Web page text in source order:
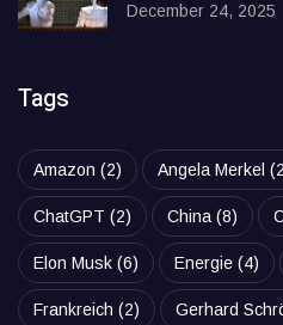
December 24, 2025
Tags
Amazon (2) Angela Merkel
ChatGPT (2) China(8)
Elon Musk (6) Energie (4)
Frankreich (2) Gerhard